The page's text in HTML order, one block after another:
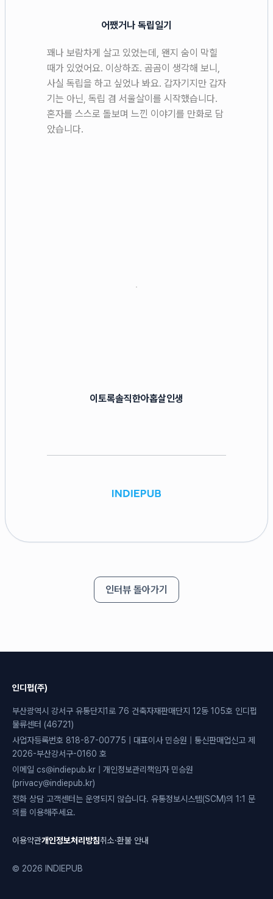
어쨌거나 독립일기
꽤나 보람차게 살고 있었는데, 왠지 숨이 막힐
때가 있었어요. 이상하죠. 곰곰이 생각해 보니,
사실 독립을 하고 싶었나 봐요. 갑자기지만 갑자
기는 아닌, 독립 겸 서울살이를 시작했습니다.
혼자를 스스로 돌보며 느낀 이야기를 만화로 담
았습니다.
이토록솔직한아홉살인생
인터뷰 돌아가기
인디펍(주)
부산광역시 강서구 유통단지1로 76 건축자재판매단지 12동 105호 인디펍
물류센터 (46721)
사업자등록번호 818-87-00775 | 대표이사 민승원 | 통신판매업신고 제
2026-부산강서구-0160 호
이메일 cs@indiepub.kr | 개인정보관리책임자 민승원
(privacy@indiepub.kr)
전화 상담 고객센터는 운영되지 않습니다. 유통정보시스템(SCM)의 1:1 문
의를 이용해주세요.
이용약관개인정보처리방침취소·환불 안내
© 2026 INDIEPUB